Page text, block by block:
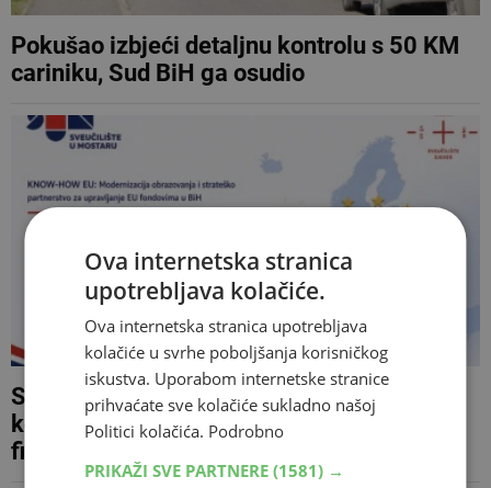
Pokušao izbjeći detaljnu kontrolu s 50 KM
cariniku, Sud BiH ga osudio
Sveučilište u Mostaru domaćin regionalne
konferencije o budućnosti EU politika i
financijske perspektive 2028. – 2034.
Ova internetska stranica
upotrebljava kolačiće.
Ova internetska stranica upotrebljava
kolačiće u svrhe poboljšanja korisničkog
iskustva. Uporabom internetske stranice
prihvaćate sve kolačiće sukladno našoj
Politici kolačića. Podrobno
PRIKAŽI SVE PARTNERE (1581) →